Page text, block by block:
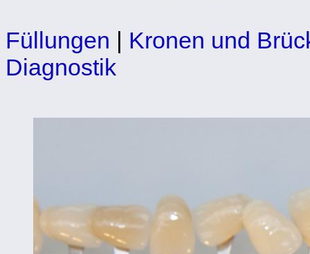
Füllungen | Kronen und
Diagnostik